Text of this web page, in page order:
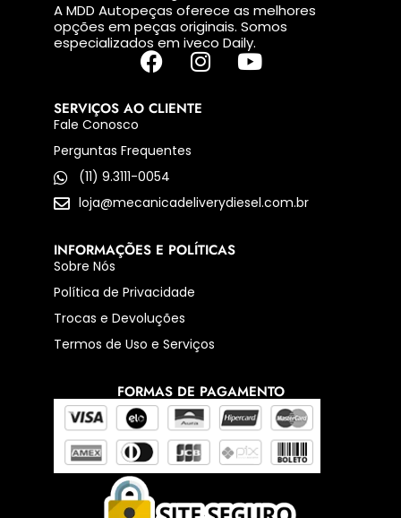
A MDD Autopeças oferece as melhores
opções em peças originais. Somos
especializados em iveco Daily.
SERVIÇOS AO CLIENTE
Fale Conosco
Perguntas Frequentes
(11) 9.3111-0054
loja@mecanicadeliverydiesel.com.br
INFORMAÇÕES E POLÍTICAS
Sobre Nós
Política de Privacidade
Trocas e Devoluções
Termos de Uso e Serviços
FORMAS DE PAGAMENTO